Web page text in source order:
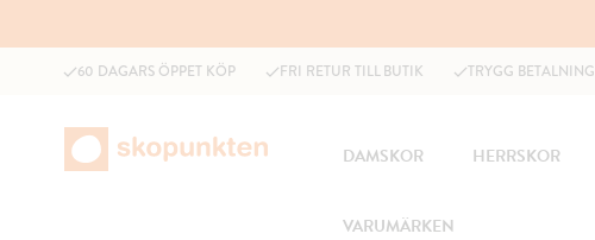
60 DAGARS ÖPPET KÖP FRI RETUR TILL BUTIK TRYGG BETALNING
DAMSKOR HERRSKOR
VARUMÄRKEN